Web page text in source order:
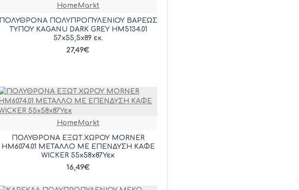
HomeMarkt
ΠΟΛΥΘΡΟΝΑ ΠΟΛΥΠΡΟΠΥΛΕΝΙΟΥ ΒΑΡΕΩΣ
ΤΥΠΟΥ KAGANU DARK GREY HM5134.01
57x55,5x89 εκ.
27,49€
HomeMarkt
ΠΟΛΥΘΡΟΝΑ ΕΞΩΤ.ΧΩΡΟΥ MORNER
HM6074.01 ΜΕΤΑΛΛΟ ΜΕ ΕΠΕΝΔΥΣΗ ΚΑΦΕ
WICKER 55x58x87Υεκ
16,49€